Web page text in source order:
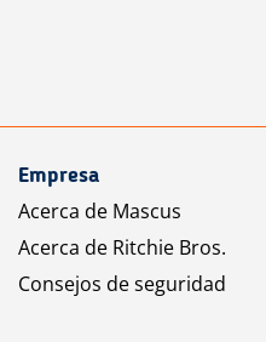
Empresa
Acerca de Mascus
Acerca de Ritchie Bros.
Consejos de seguridad